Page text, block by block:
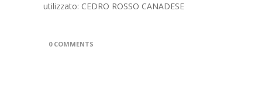
utilizzato: CEDRO ROSSO CANADESE
0 COMMENTS